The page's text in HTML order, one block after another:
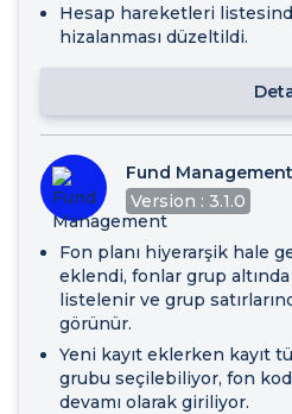
Hesap hareketleri
hizalanması düzeltildi.
Fund Management
Version : 3.1.0
Fon planı hiyerarşik hale
eklendi, fonlar grup
listelenir ve grup
görünür.
Yeni kayıt eklerken kayıt
grubu seçilebiliyor, fon
devamı olarak giriliyor.